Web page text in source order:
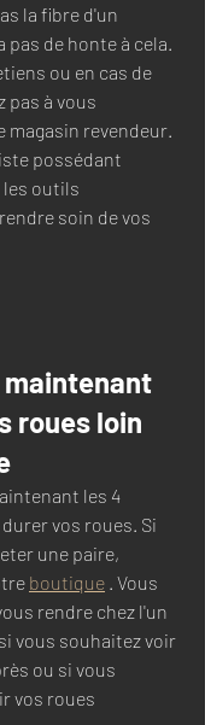
la fibre d'un
pas de honte à cela.
ou en cas de
pas à vous
magasin revendeur.
possédant
les outils
soin de vos
maintenant
roues loin
les 4
vos roues. Si
une paire,
boutique . Vous
rendre chez l'un
si vous souhaitez voir
ou si vous
vos roues